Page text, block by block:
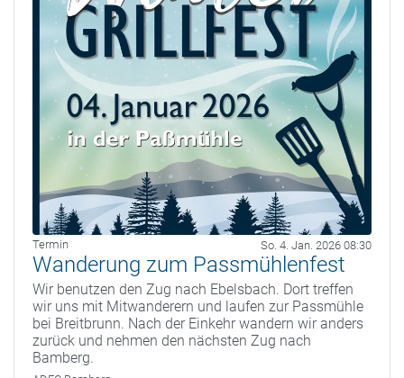
Termin So. 4. Jan. 2026 08:30
Wanderung zum Passmühlenfest
Wir benutzen den Zug nach Ebelsbach. Dort treffen
wir uns mit Mitwanderern und laufen zur Passmühle
bei Breitbrunn. Nach der Einkehr wandern wir anders
zurück und nehmen den nächsten Zug nach
Bamberg.